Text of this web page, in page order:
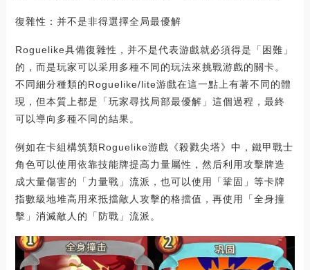
復雜性：并不是非得選擇全局最優解
Roguelike具備復雜性，并不是代表游戲就必須得是「困難」
的，而是玩家可以采用多種不同的玩法來挑戰游戲的關卡。
不同細分種類的Roguelike/lite游戲在這一點上有著不同的體
現，但本質上都是「玩家尋找局部最優解」這個過程，最終
可以導向多種不同的結果。
例如在卡組構筑類Roguelike游戲《殺戮尖塔》中，鐵甲戰士
角色可以使用依靠技能牌提高力量屬性，然后利用攻擊牌造
成大量傷害的「力量戰」流派，也可以使用「鞏固」等卡牌
指數級地堆高用來抵擋敵人攻擊的格擋值，再使用「全身撞
擊」消滅敵人的「防戰」流派。